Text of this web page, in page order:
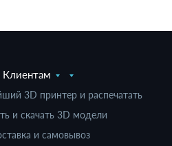
Клиентам
3D принтер и распечатать
и скачать 3D модели
и самовывоз